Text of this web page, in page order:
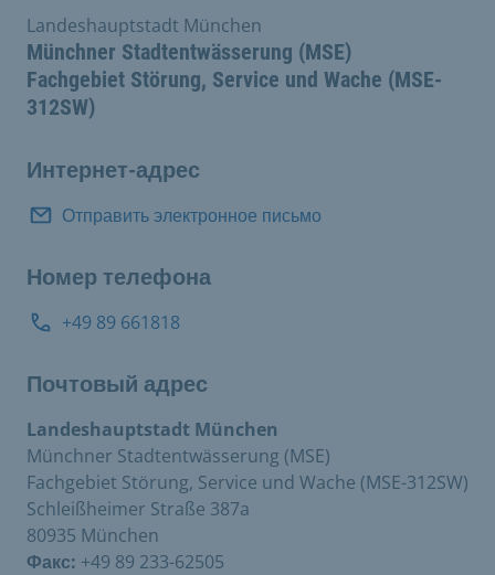
Münchner Stadtentwässerung (MSE)
Fachgebiet Störung, Service und Wache (MSE-
312SW)
Landeshauptstadt München
Интернет-адрес
Отправить электронное письмо
Номер телефона
+49 89 661818
Почтовый адрес
Landeshauptstadt München
Münchner Stadtentwässerung (MSE)
Fachgebiet Störung, Service und Wache (MSE-312SW)
Schleißheimer Straße 387a
80935 München
Факс: +49 89 233-62505